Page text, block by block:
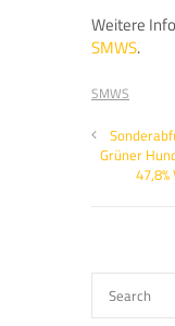
Weitere
SMWS.
SMWS
Grüner
47,8%